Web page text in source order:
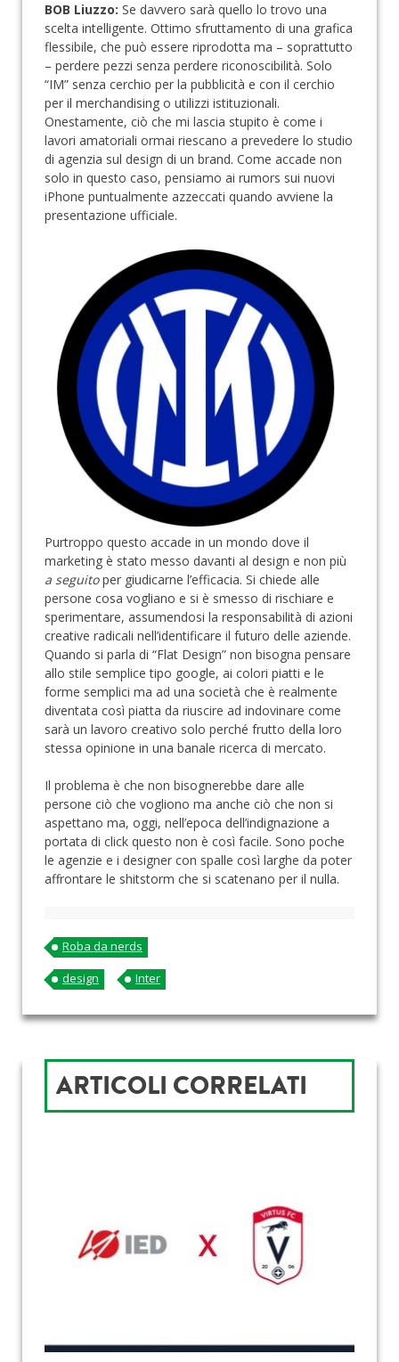
BOB Liuzzo: Se davvero sarà quello lo trovo una
scelta intelligente. Ottimo sfruttamento di una grafica
flessibile, che può essere riprodotta ma – soprattutto
– perdere pezzi senza perdere riconoscibilità. Solo
“IM” senza cerchio per la pubblicità e con il cerchio
per il merchandising o utilizzi istituzionali.
Onestamente, ciò che mi lascia stupito è come i
lavori amatoriali ormai riescano a prevedere lo studio
di agenzia sul design di un brand. Come accade non
solo in questo caso, pensiamo ai rumors sui nuovi
iPhone puntualmente azzeccati quando avviene la
presentazione ufficiale.
Purtroppo questo accade in un mondo dove il
marketing è stato messo davanti al design e non più
a seguitoper giudicarne l’efficacia. Si chiede alle
persone cosa vogliano e si è smesso di rischiare e
sperimentare, assumendosi la responsabilità di azioni
creative radicali nell’identificare il futuro delle aziende.
Quando si parla di “Flat Design” non bisogna pensare
allo stile semplice tipo google, ai colori piatti e le
forme semplici ma ad una società che è realmente
diventata così piatta da riuscire ad indovinare come
sarà un lavoro creativo solo perché frutto della loro
stessa opinione in una banale ricerca di mercato.
Il problema è che non bisognerebbe dare alle
persone ciò che vogliono ma anche ciò che non si
aspettano ma, oggi, nell’epoca dell’indignazione a
portata di click questo non è così facile. Sono poche
le agenzie e i designer con spalle così larghe da poter
affrontare le shitstorm che si scatenano per il nulla.
Roba da nerds
design
Inter
ARTICOLI CORRELATI